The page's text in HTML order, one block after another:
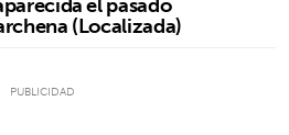
(Localizada)